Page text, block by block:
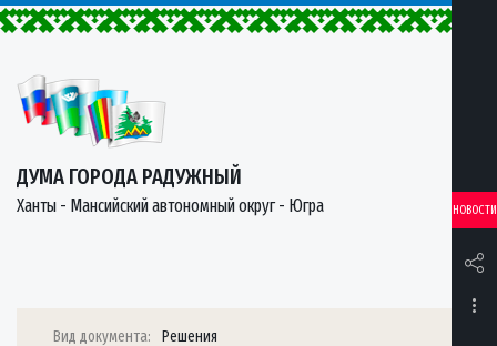
ДУМА ГОРОДА РАДУЖНЫЙ
Ханты - Мансийский автономный округ - Югра НОВОСТИ
Вид документа:
Решения